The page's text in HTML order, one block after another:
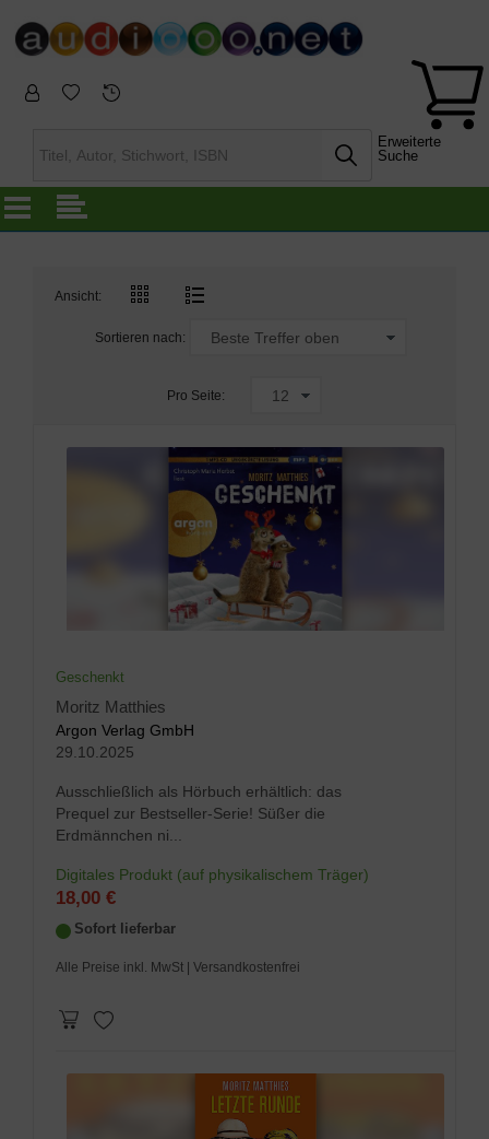
Erweiterte
Suche
Ansicht:
Sortieren nach:
Pro Seite:
Geschenkt
Moritz Matthies
Argon Verlag GmbH
29.10.2025
Ausschließlich als Hörbuch erhältlich: das
Prequel zur Bestseller-Serie! Süßer die
Erdmännchen ni...
Digitales Produkt (auf physikalischem Träger)
18,00 €
Sofort lieferbar
Alle Preise inkl. MwSt | Versandkostenfrei